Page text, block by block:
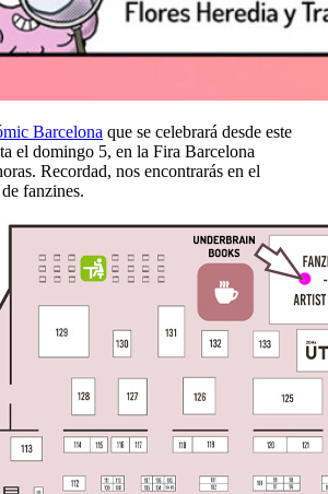
Barcelona que se celebrará desde este
el domingo 5, en la Fira Barcelona
Recordad, nos encontrarás en el
fanzines.